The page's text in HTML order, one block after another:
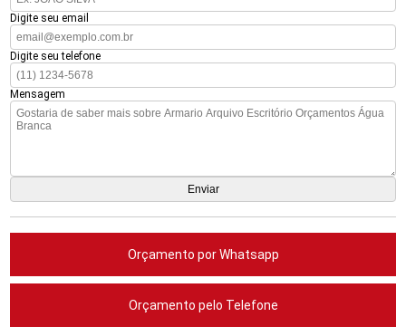
Digite seu email
Digite seu telefone
Mensagem
Orçamento por Whatsapp
Orçamento pelo Telefone